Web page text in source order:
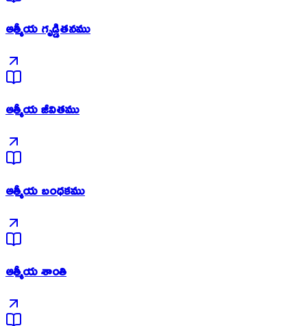
ఆత్మీయ గృడ్డితనము
ఆత్మీయ జీవితము
ఆత్మీయ బంధకము
ఆత్మీయ శాంతి